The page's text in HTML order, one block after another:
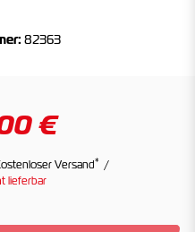
82363
€
Versand*
lieferbar